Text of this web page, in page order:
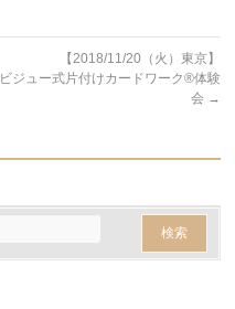
【2018/11/20（火）東京】
ビジュー式片付けカードワーク®体験
会 →